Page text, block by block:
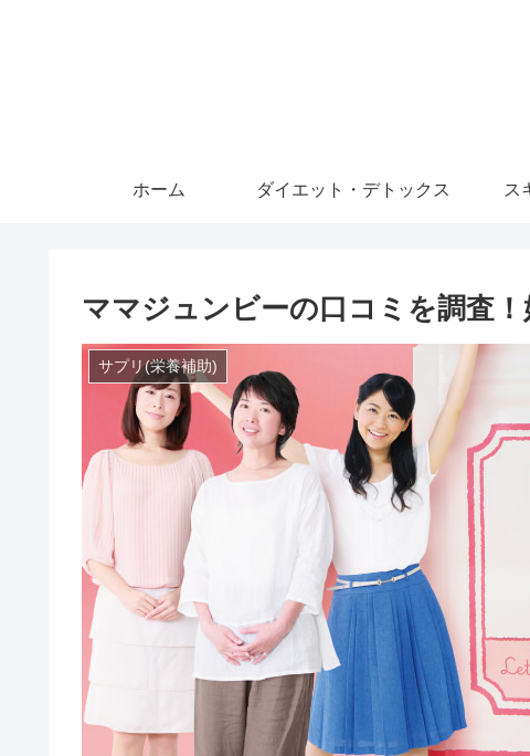
ホーム ダイエット・デトックス ス
ママジュンビーの口コミを調査
サプリ(栄養補助)